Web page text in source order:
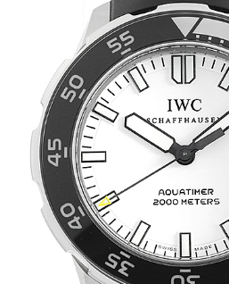
全てのブランドを見
る
ロレックス